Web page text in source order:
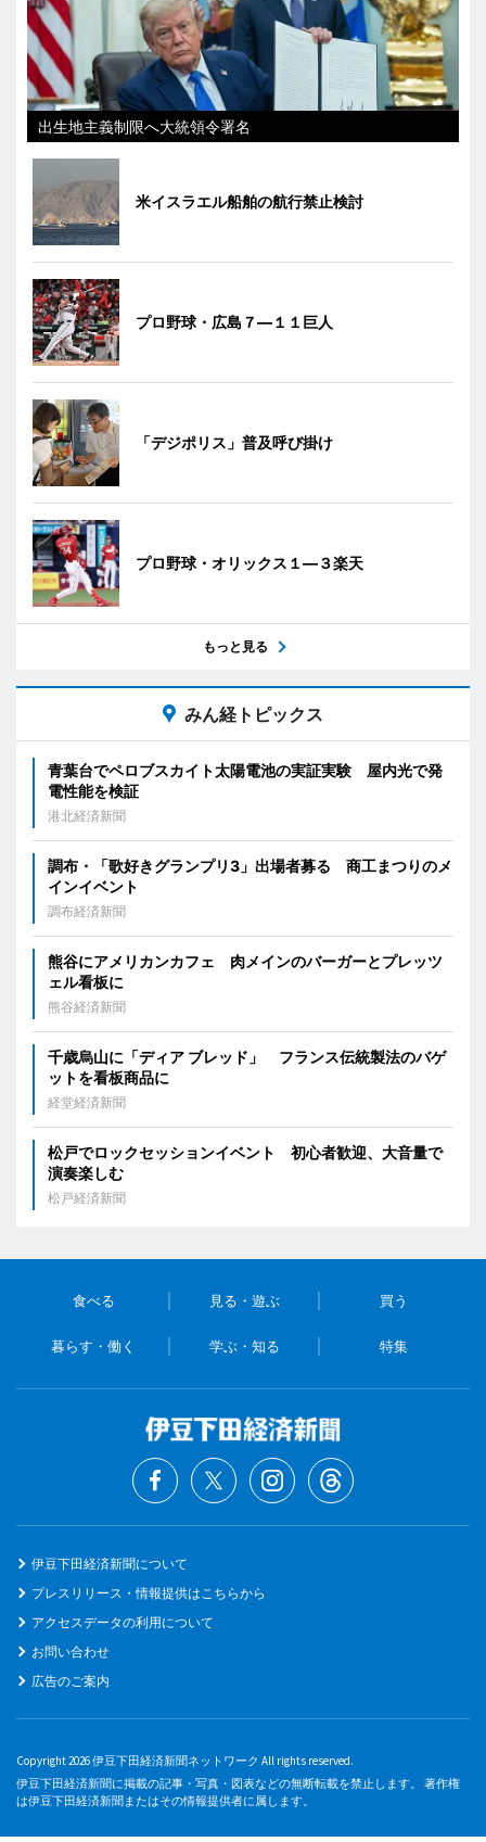
出生地主義制限へ大統領令署名
米イスラエル船舶の航行禁止検討
プロ野球・広島７―１１巨人
「デジポリス」普及呼び掛け
プロ野球・オリックス１―３楽天
もっと見る
みん経トピックス
青葉台でペロブスカイト太陽電池の実証実験 屋内光で発
電性能を検証
港北経済新聞
調布・「歌好きグランプリ3」出場者募る 商工まつりのメ
インイベント
調布経済新聞
熊谷にアメリカンカフェ 肉メインのバーガーとプレッツ
ェル看板に
熊谷経済新聞
千歳烏山に「ディア ブレッド」 フランス伝統製法のバゲ
ットを看板商品に
経堂経済新聞
松戸でロックセッションイベント 初心者歓迎、大音量で
演奏楽しむ
松戸経済新聞
食べる 見る・遊ぶ 買う
暮らす・働く 学ぶ・知る 特集
伊豆下田経済新聞について
プレスリリース・情報提供はこちらから
アクセスデータの利用について
お問い合わせ
広告のご案内
Copyright 2026 伊豆下田経済新聞ネットワーク All rights reserved.
伊豆下田経済新聞に掲載の記事・写真・図表などの無断転載を禁止します。 著作権
は伊豆下田経済新聞またはその情報提供者に属します。